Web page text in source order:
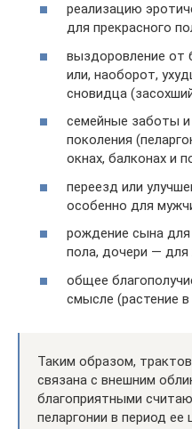
реализацию
для прекрасного
выздоровление от
или, наоборот,
сновидца
семейные заботы
поколения
окнах, балконах и
переезд или
особенно для
рождение сына для
пола, дочери —
общее
смысле (растение в
Таким образом,
связана с внешним
благоприятными
пеларгонии в период ее